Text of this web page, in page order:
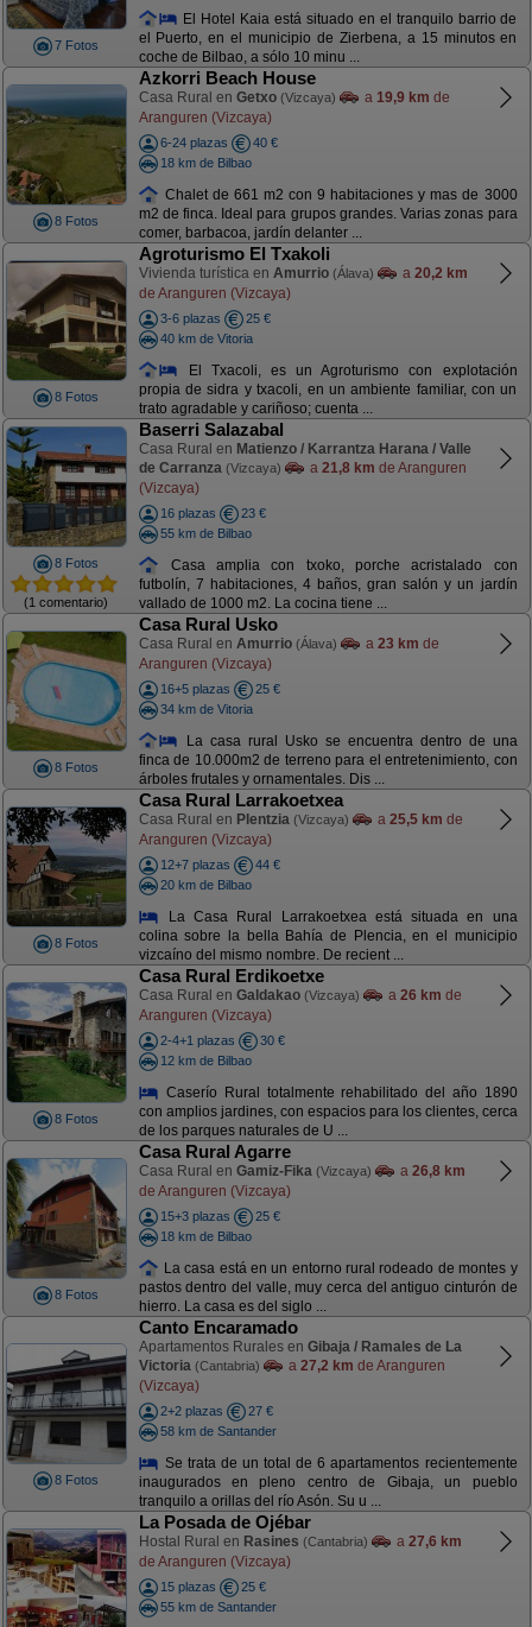
7 Fotos
El Hotel Kaia está situado en el tranquilo barrio de
el Puerto, en el municipio de Zierbena, a 15 minutos en
coche de Bilbao, a sólo 10 minu ...
8 Fotos
Azkorri Beach House
Casa Rural en Getxo (Vizcaya) a 19,9 km de
Aranguren (Vizcaya)
6-24 plazas
40 €
18 km de Bilbao
Chalet de 661 m2 con 9 habitaciones y mas de 3000
m2 de finca. Ideal para grupos grandes. Varias zonas para
comer, barbacoa, jardín delanter ...
8 Fotos
Agroturismo El Txakoli
Vivienda turística en Amurrio (Álava) a 20,2 km
de Aranguren (Vizcaya)
3-6 plazas
25 €
40 km de Vitoria
El Txacoli, es un Agroturismo con explotación
propia de sidra y txacoli, en un ambiente familiar, con un
trato agradable y cariñoso; cuenta ...
8 Fotos
(1 comentario)
Baserri Salazabal
Casa Rural en Matienzo / Karrantza Harana / Valle
de Carranza (Vizcaya) a 21,8 km de Aranguren
(Vizcaya)
16 plazas
23 €
55 km de Bilbao
Casa amplia con txoko, porche acristalado con
futbolín, 7 habitaciones, 4 baños, gran salón y un jardín
vallado de 1000 m2. La cocina tiene ...
8 Fotos
Casa Rural Usko
Casa Rural en Amurrio (Álava) a 23 km de
Aranguren (Vizcaya)
16+5 plazas
25 €
34 km de Vitoria
La casa rural Usko se encuentra dentro de una
finca de 10.000m2 de terreno para el entretenimiento, con
árboles frutales y ornamentales. Dis ...
8 Fotos
Casa Rural Larrakoetxea
Casa Rural en Plentzia (Vizcaya) a 25,5 km de
Aranguren (Vizcaya)
12+7 plazas
44 €
20 km de Bilbao
La Casa Rural Larrakoetxea está situada en una
colina sobre la bella Bahía de Plencia, en el municipio
vizcaíno del mismo nombre. De recient ...
8 Fotos
Casa Rural Erdikoetxe
Casa Rural en Galdakao (Vizcaya) a 26 km de
Aranguren (Vizcaya)
2-4+1 plazas
30 €
12 km de Bilbao
Caserío Rural totalmente rehabilitado del año 1890
con amplios jardines, con espacios para los clientes, cerca
de los parques naturales de U ...
8 Fotos
Casa Rural Agarre
Casa Rural en Gamiz-Fika (Vizcaya) a 26,8 km
de Aranguren (Vizcaya)
15+3 plazas
25 €
18 km de Bilbao
La casa está en un entorno rural rodeado de montes y
pastos dentro del valle, muy cerca del antiguo cinturón de
hierro. La casa es del siglo ...
8 Fotos
Canto Encaramado
Apartamentos Rurales en Gibaja / Ramales de La
Victoria (Cantabria) a 27,2 km de Aranguren
(Vizcaya)
2+2 plazas
27 €
58 km de Santander
Se trata de un total de 6 apartamentos recientemente
inaugurados en pleno centro de Gibaja, un pueblo
tranquilo a orillas del río Asón. Su u ...
La Posada de Ojébar
Hostal Rural en Rasines (Cantabria) a 27,6 km
de Aranguren (Vizcaya)
15 plazas
25 €
55 km de Santander